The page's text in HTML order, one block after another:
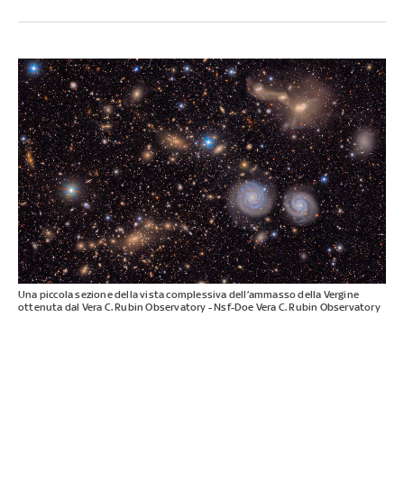
Una piccola sezione della vista complessiva dell’ammasso della Vergine
ottenuta dal Vera C. Rubin Observatory - Nsf-Doe Vera C. Rubin Observatory